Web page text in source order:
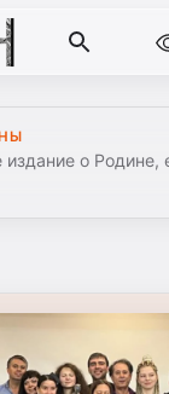
издание о